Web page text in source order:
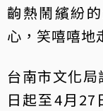
齣熱鬧繽紛
心，笑嘻嘻地
台南市文化
日起至4月27